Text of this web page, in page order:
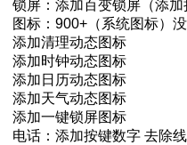
锁屏：添加百变锁屏（添加
图标：900+（系统图标）
添加清理动态图标
添加时钟动态图标
添加日历动态图标
添加天气动态图标
添加一键锁屏图标
电话：添加按键数字 去除